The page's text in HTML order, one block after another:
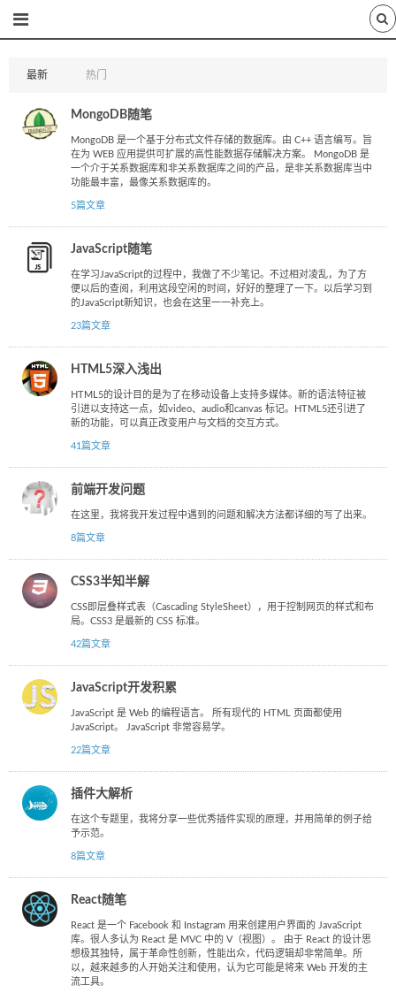
最新 热门
MongoDB随笔
MongoDB 是一个基于分布式文件存储的数据库。由 C++ 语言编写。旨
在为 WEB 应用提供可扩展的高性能数据存储解决方案。 MongoDB 是
一个介于关系数据库和非关系数据库之间的产品，是非关系数据库当中
功能最丰富，最像关系数据库的。
5篇文章
JavaScript随笔
在学习JavaScript的过程中，我做了不少笔记。不过相对凌乱，为了方
便以后的查阅，利用这段空闲的时间，好好的整理了一下。以后学习到
的JavaScript新知识，也会在这里一一补充上。
23篇文章
HTML5深入浅出
HTML5的设计目的是为了在移动设备上支持多媒体。新的语法特征被
引进以支持这一点，如video、audio和canvas 标记。HTML5还引进了
新的功能，可以真正改变用户与文档的交互方式。
41篇文章
前端开发问题
在这里，我将我开发过程中遇到的问题和解决方法都详细的写了出来。
8篇文章
CSS3半知半解
CSS即层叠样式表（Cascading StyleSheet），用于控制网页的样式和布
局。CSS3 是最新的 CSS 标准。
42篇文章
JavaScript开发积累
JavaScript 是 Web 的编程语言。 所有现代的 HTML 页面都使用
JavaScript。 JavaScript 非常容易学。
22篇文章
插件大解析
在这个专题里，我将分享一些优秀插件实现的原理，并用简单的例子给
予示范。
8篇文章
React随笔
React 是一个 Facebook 和 Instagram 用来创建用户界面的 JavaScript
库。很人多认为 React 是 MVC 中的 V（视图）。 由于 React 的设计思
想极其独特，属于革命性创新，性能出众，代码逻辑却非常简单。所
以，越来越多的人开始关注和使用，认为它可能是将来 Web 开发的主
流工具。